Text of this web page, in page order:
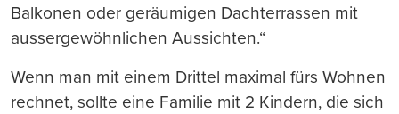
Balkonen oder geräumigen Dachterrassen mit
aussergewöhnlichen Aussichten.“
Wenn man mit einem Drittel maximal fürs Wohnen
rechnet, sollte eine Familie mit 2 Kindern, die sich